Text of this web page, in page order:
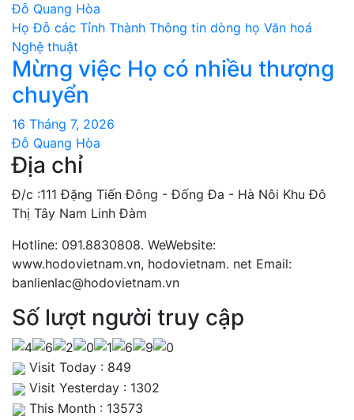
Đỗ Quang Hòa
Họ Đỗ các Tỉnh Thành Thông tin dòng họ Văn hoá
Nghệ thuật
Mừng việc Họ có nhiều thượng
chuyển
16 Tháng 7, 2026
Đỗ Quang Hòa
Địa chỉ
Đ/c :111 Đặng Tiến Đông - Đống Đa - Hà Nôi Khu Đô
Thị Tây Nam Linh Đàm
Hotline: 091.8830808. WeWebsite:
www.hodovietnam.vn, hodovietnam. net Email:
banlienlac@hodovietnam.vn
Số lượt người truy cập
Visit Today : 849
Visit Yesterday : 1302
This Month : 13573